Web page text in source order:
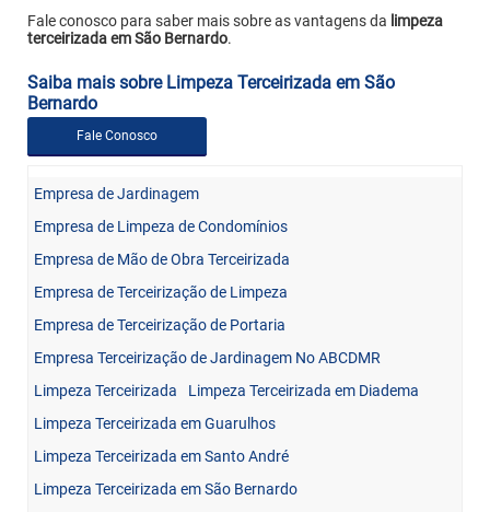
Fale conosco para saber mais sobre as vantagens da limpeza
terceirizada em São Bernardo.
Saiba mais sobre Limpeza Terceirizada em São
Bernardo
Fale Conosco
Empresa de Jardinagem
Empresa de Limpeza de Condomínios
Empresa de Mão de Obra Terceirizada
Empresa de Terceirização de Limpeza
Empresa de Terceirização de Portaria
Empresa Terceirização de Jardinagem No ABCDMR
Limpeza Terceirizada
Limpeza Terceirizada em Diadema
Limpeza Terceirizada em Guarulhos
Limpeza Terceirizada em Santo André
Limpeza Terceirizada em São Bernardo